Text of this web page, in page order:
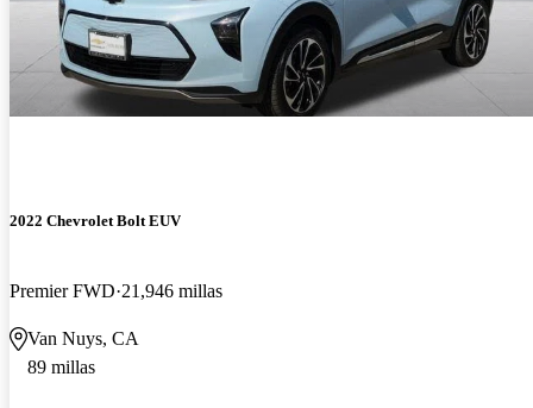
2022 Chevrolet Bolt EUV
Premier FWD 21,946 millas
Van Nuys, CA
89 millas